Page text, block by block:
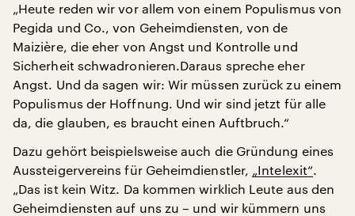
„Heute reden wir vor allem von einem Populismus von
Pegida und Co., von Geheimdiensten, von de
Maizière, die eher von Angst und Kontrolle und
Sicherheit schwadronieren.Daraus spreche eher
Angst. Und da sagen wir: Wir müssen zurück zu einem
Populismus der Hoffnung. Und wir sind jetzt für alle
da, die glauben, es braucht einen Auftbruch.“
Dazu gehört beispielsweise auch die Gründung eines
Aussteigervereins für Geheimdienstler, „Intelexit“.
„Das ist kein Witz. Da kommen wirklich Leute aus den
Geheimdiensten auf uns zu – und wir kümmern uns